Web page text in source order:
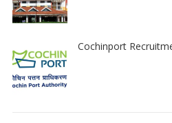
Cochinport